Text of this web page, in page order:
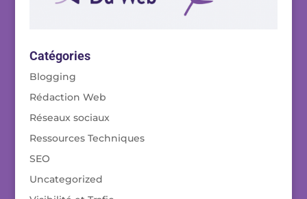
Catégories
Blogging
Rédaction Web
Réseaux sociaux
Ressources Techniques
SEO
Uncategorized